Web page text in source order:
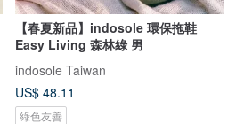
【春夏新品】indosole 環保拖鞋
Easy Living 森林綠 男
indosole Taiwan
US$ 48.11
綠色友善